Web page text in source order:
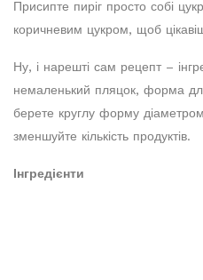
Присипте пиріг просто собі
коричневим цукром, щоб
Ну, і нарешті сам рецепт –
немаленький пляцок, форма
берете круглу форму
зменшуйте кількість продуктів.
Інгредієнти